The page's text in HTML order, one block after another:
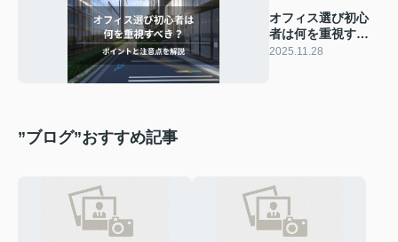
オフィス選び初心
者は何を重視すべ
き？ポイントと注
2025.11.28
”ブログ”おすすめ記事